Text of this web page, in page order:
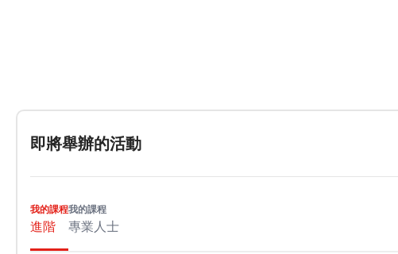
即將舉辦的活動
我的課程
進階
我的課程
專業人士